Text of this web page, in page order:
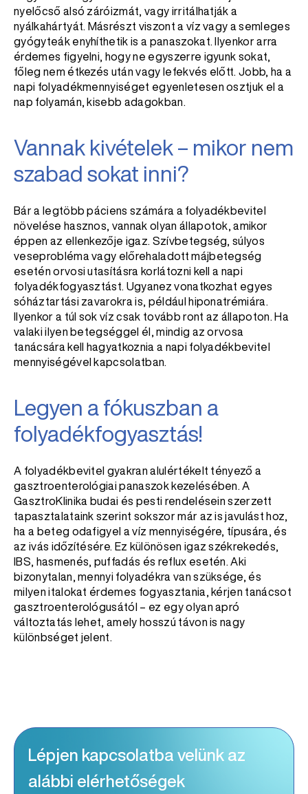
nyelőcső alsó záróizmát, vagy irritálhatják a
nyálkahártyát. Másrészt viszont a víz vagy a semleges
gyógyteák enyhíthetik is a panaszokat. Ilyenkor arra
érdemes figyelni, hogy ne egyszerre igyunk sokat,
főleg nem étkezés után vagy lefekvés előtt. Jobb, ha a
napi folyadékmennyiséget egyenletesen osztjuk el a
nap folyamán, kisebb adagokban.
Vannak kivételek – mikor nem
szabad sokat inni?
Bár a legtöbb páciens számára a folyadékbevitel
növelése hasznos, vannak olyan állapotok, amikor
éppen az ellenkezője igaz. Szívbetegség, súlyos
veseprobléma vagy előrehaladott májbetegség
esetén orvosi utasításra korlátozni kell a napi
folyadékfogyasztást. Ugyanez vonatkozhat egyes
sóháztartási zavarokra is, például hiponatrémiára.
Ilyenkor a túl sok víz csak tovább ront az állapoton. Ha
valaki ilyen betegséggel él, mindig az orvosa
tanácsára kell hagyatkoznia a napi folyadékbevitel
mennyiségével kapcsolatban.
Legyen a fókuszban a
folyadékfogyasztás!
A folyadékbevitel gyakran alulértékelt tényező a
gasztroenterológiai panaszok kezelésében. A
GasztroKlinika budai és pesti rendelésein szerzett
tapasztalataink szerint sokszor már az is javulást hoz,
ha a beteg odafigyel a víz mennyiségére, típusára, és
az ivás időzítésére. Ez különösen igaz székrekedés,
IBS, hasmenés, puffadás és reflux esetén. Aki
bizonytalan, mennyi folyadékra van szüksége, és
milyen italokat érdemes fogyasztania, kérjen tanácsot
gasztroenterológusától – ez egy olyan apró
változtatás lehet, amely hosszú távon is nagy
különbséget jelent.
Lépjen kapcsolatba velünk az
alábbi elérhetőségek